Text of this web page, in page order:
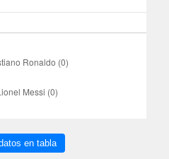
en tabla